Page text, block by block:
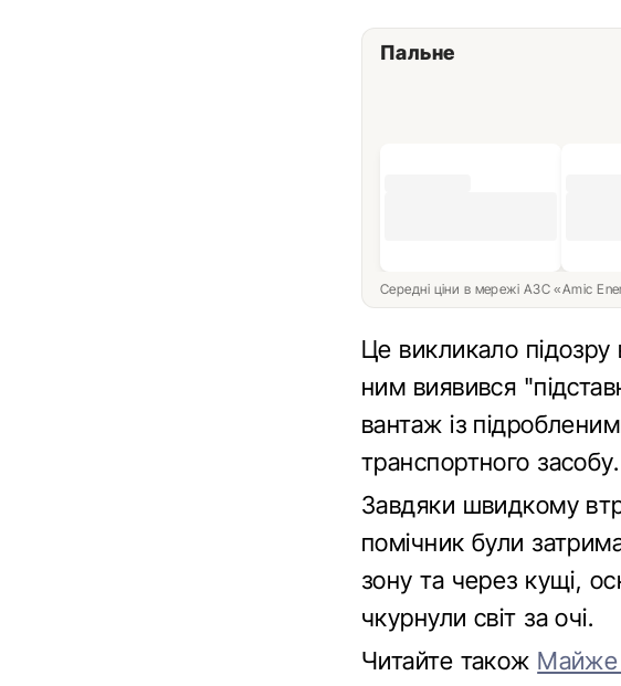
Пальне
Середні ціни в мережі АЗС «Amic
Це викликало підозру
ним виявився
вантаж із
транспортного засобу.
Завдяки швидкому
помічник були
зону та через кущі,
чкурнули світ за очі.
Читайте також Майже